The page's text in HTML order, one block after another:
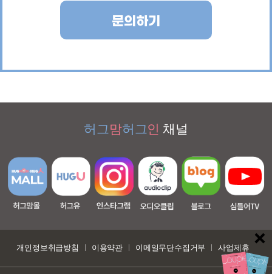
문의하기
허그맘허그인 채널
개인정보취급방침 이용약관 이메일무단수집거부 사업제휴